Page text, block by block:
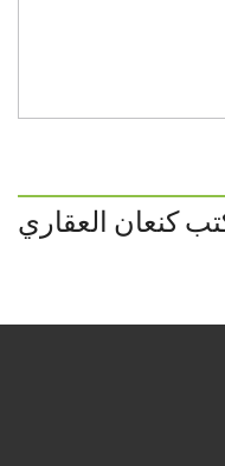
كنعان العقاري